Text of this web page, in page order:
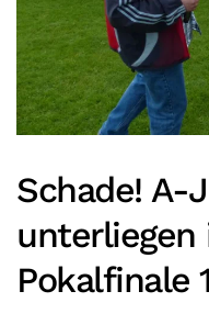
Schade! A-
unterliegen
Pokalfinale